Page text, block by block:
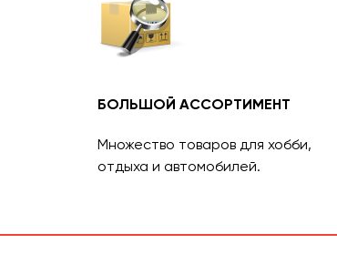
БОЛЬШОЙ АССОРТИМЕНТ
Множество товаров для хобби,
отдыха и автомобилей.